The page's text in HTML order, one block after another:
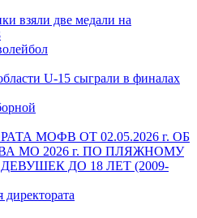
взяли две медали на
U-15 сыграли в финалах
МОФВ ОТ 02.05.2026 г. ОБ
МО 2026 г. ПО ПЛЯЖНОМУ
ДО 18 ЛЕТ (2009-